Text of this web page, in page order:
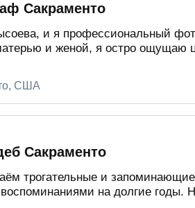
Сакраменто
и я профессиональный
и женой, я остро ощущаю
США
Сакраменто
трогательные и
на долгие годы.